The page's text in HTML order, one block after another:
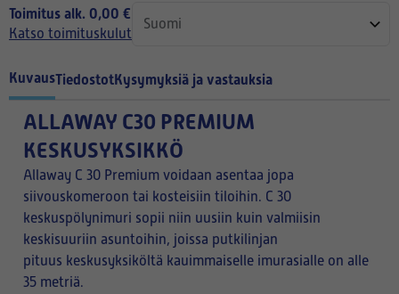
Toimitus alk. 0,00 €
Katso toimituskulut
KuvausTiedostotKysymyksiä ja vastauksia
ALLAWAY C30 PREMIUM
KESKUSYKSIKKÖ
Allaway C 30 Premium voidaan asentaa jopa
siivouskomeroon tai kosteisiin tiloihin. C 30
keskuspölynimuri sopii niin uusiin kuin valmiisin
keskisuuriin asuntoihin, joissa putkilinjan
pituus keskusyksiköltä kauimmaiselle imurasialle on alle
35 metriä.